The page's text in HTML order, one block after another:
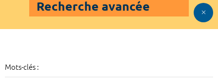
Recherche avancée
Mots-clés :